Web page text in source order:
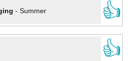
- Summer
👍
👍